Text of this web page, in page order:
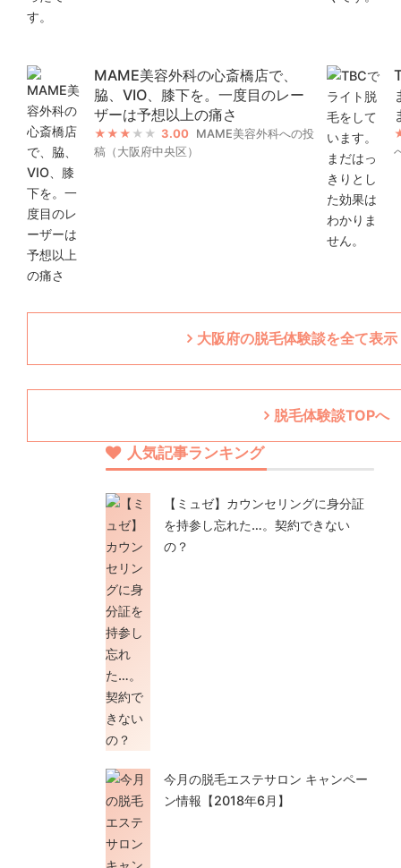
MAME美容外科の心斎橋店で、
脇、VIO、膝下を。一度目のレー
ザーは予想以上の痛さ
3.00 MAME美容外科への投
稿（大阪府中央区）
大阪府の脱毛体験談を全て表
脱毛体験談TOPへ
人気記事ランキング
【ミュゼ】カウンセリングに身分証
を持参し忘れた…。契約できない
の？
今月の脱毛エステサロン キャンペー
ン情報【2018年6月】